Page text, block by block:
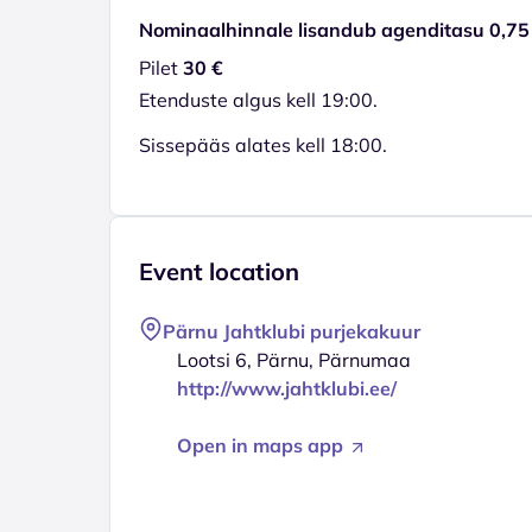
Nominaalhinnale lisandub agenditasu
Pilet 30 €
Etenduste algus kell 19:00.
Sissepääs alates kell 18:00.
Event location
Pärnu Jahtklubi purjekakuur
Lootsi 6, Pärnu, Pärnumaa
http://www.jahtklubi.ee/
Open in maps app